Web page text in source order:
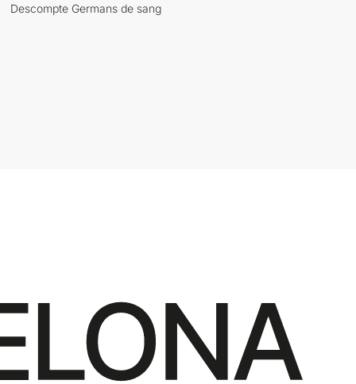
Descompte Germans de sang